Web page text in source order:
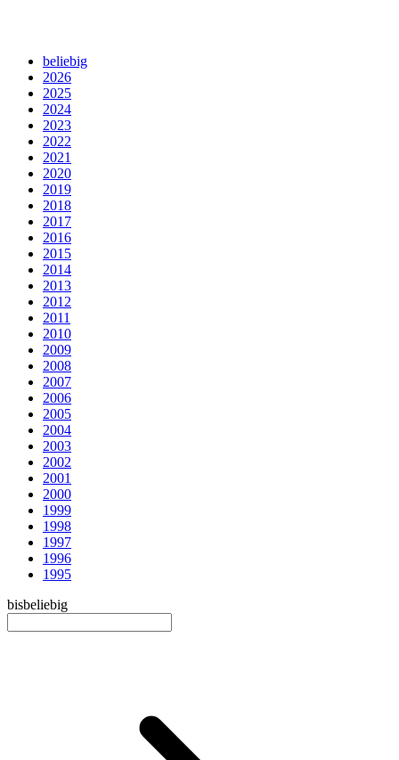
beliebig
2026
2025
2024
2023
2022
2021
2020
2019
2018
2017
2016
2015
2014
2013
2012
2011
2010
2009
2008
2007
2006
2005
2004
2003
2002
2001
2000
1999
1998
1997
1996
1995
bisbeliebig